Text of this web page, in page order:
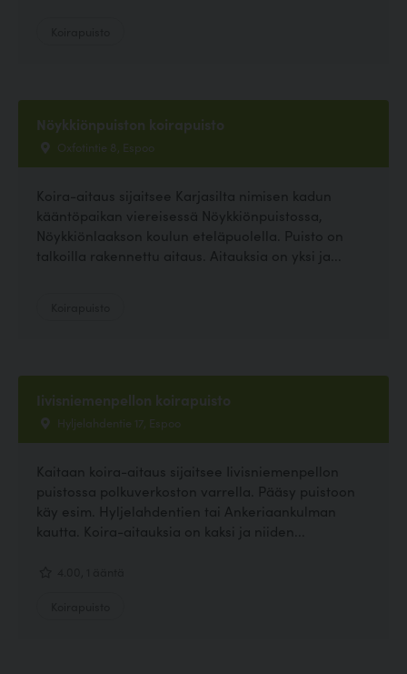
Nöykkiönpuiston koirapuisto
Oxfotintie 8, Espoo
Koira-aitaus sijaitsee Karjasilta nimisen kadun
kääntöpaikan viereisessä Nöykkiönpuistossa,
Nöykkiönlaakson koulun eteläpuolella. Puisto on
talkoilla rakennettu aitaus. Aitauksia on yksi ja...
Iivisniemenpellon koirapuisto
Hyljelahdentie 17, Espoo
Kaitaan koira-aitaus sijaitsee Iivisniemenpellon
puistossa polkuverkoston varrella. Pääsy puistoon
käy esim. Hyljelahdentien tai Ankeriaankulman
kautta. Koira-aitauksia on kaksi ja niiden...